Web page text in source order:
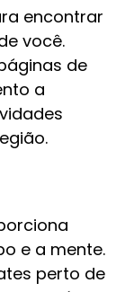
encontrar
você.
de
a
e a mente.
perto de